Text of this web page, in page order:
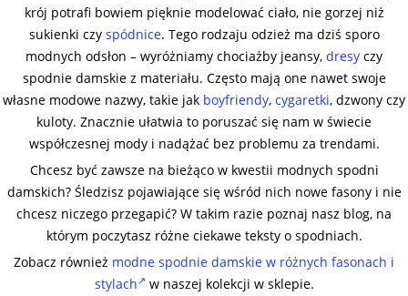
krój potrafi bowiem pięknie modelować ciało, nie gorzej niż
sukienki czy spódnice. Tego rodzaju odzież ma dziś sporo
modnych odsłon – wyróżniamy chociażby jeansy, dresy czy
spodnie damskie z materiału. Często mają one nawet swoje
własne modowe nazwy, takie jak boyfriendy, cygaretki, dzwony czy
kuloty. Znacznie ułatwia to poruszać się nam w świecie
współczesnej mody i nadążać bez problemu za trendami.
Chcesz być zawsze na bieżąco w kwestii modnych spodni
damskich? Śledzisz pojawiające się wśród nich nowe fasony i nie
chcesz niczego przegapić? W takim razie poznaj nasz blog, na
którym poczytasz różne ciekawe teksty o spodniach.
Zobacz również modne spodnie damskie w różnych fasonach i
stylach
w naszej kolekcji w sklepie.